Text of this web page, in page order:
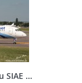
SIAE …